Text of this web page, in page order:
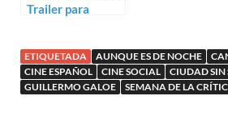
Trailer para
ETIQUETADA AUNQUE ES DE NOCHE
CINE ESPAÑOL
CINE SOCIAL CIUDAD SIN
GUILLERMO GALOE
SEMANA DE LA